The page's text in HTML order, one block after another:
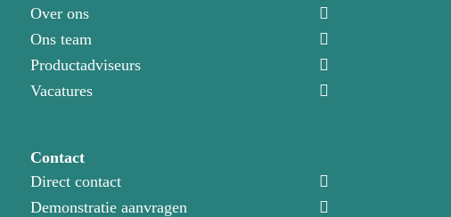
Over ons
Ons team
Productadviseurs
Vacatures
Contact
Direct contact
Demonstratie aanvragen